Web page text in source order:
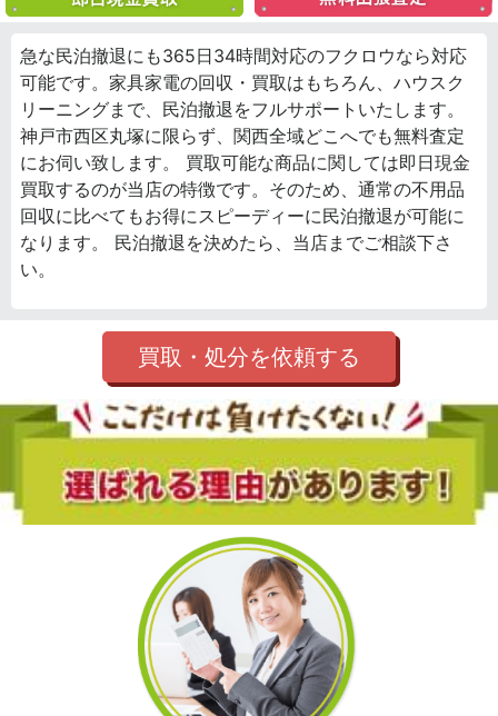
急な民泊撤退にも365日34時間対応のフクロウなら対応
可能です。家具家電の回収・買取はもちろん、ハウスク
リーニングまで、民泊撤退をフルサポートいたします。
神戸市西区丸塚に限らず、関西全域どこへでも無料査定
にお伺い致します。 買取可能な商品に関しては即日現金
買取するのが当店の特徴です。そのため、通常の不用品
回収に比べてもお得にスピーディーに民泊撤退が可能に
なります。 民泊撤退を決めたら、当店までご相談下さ
い。
買取・処分を依頼する